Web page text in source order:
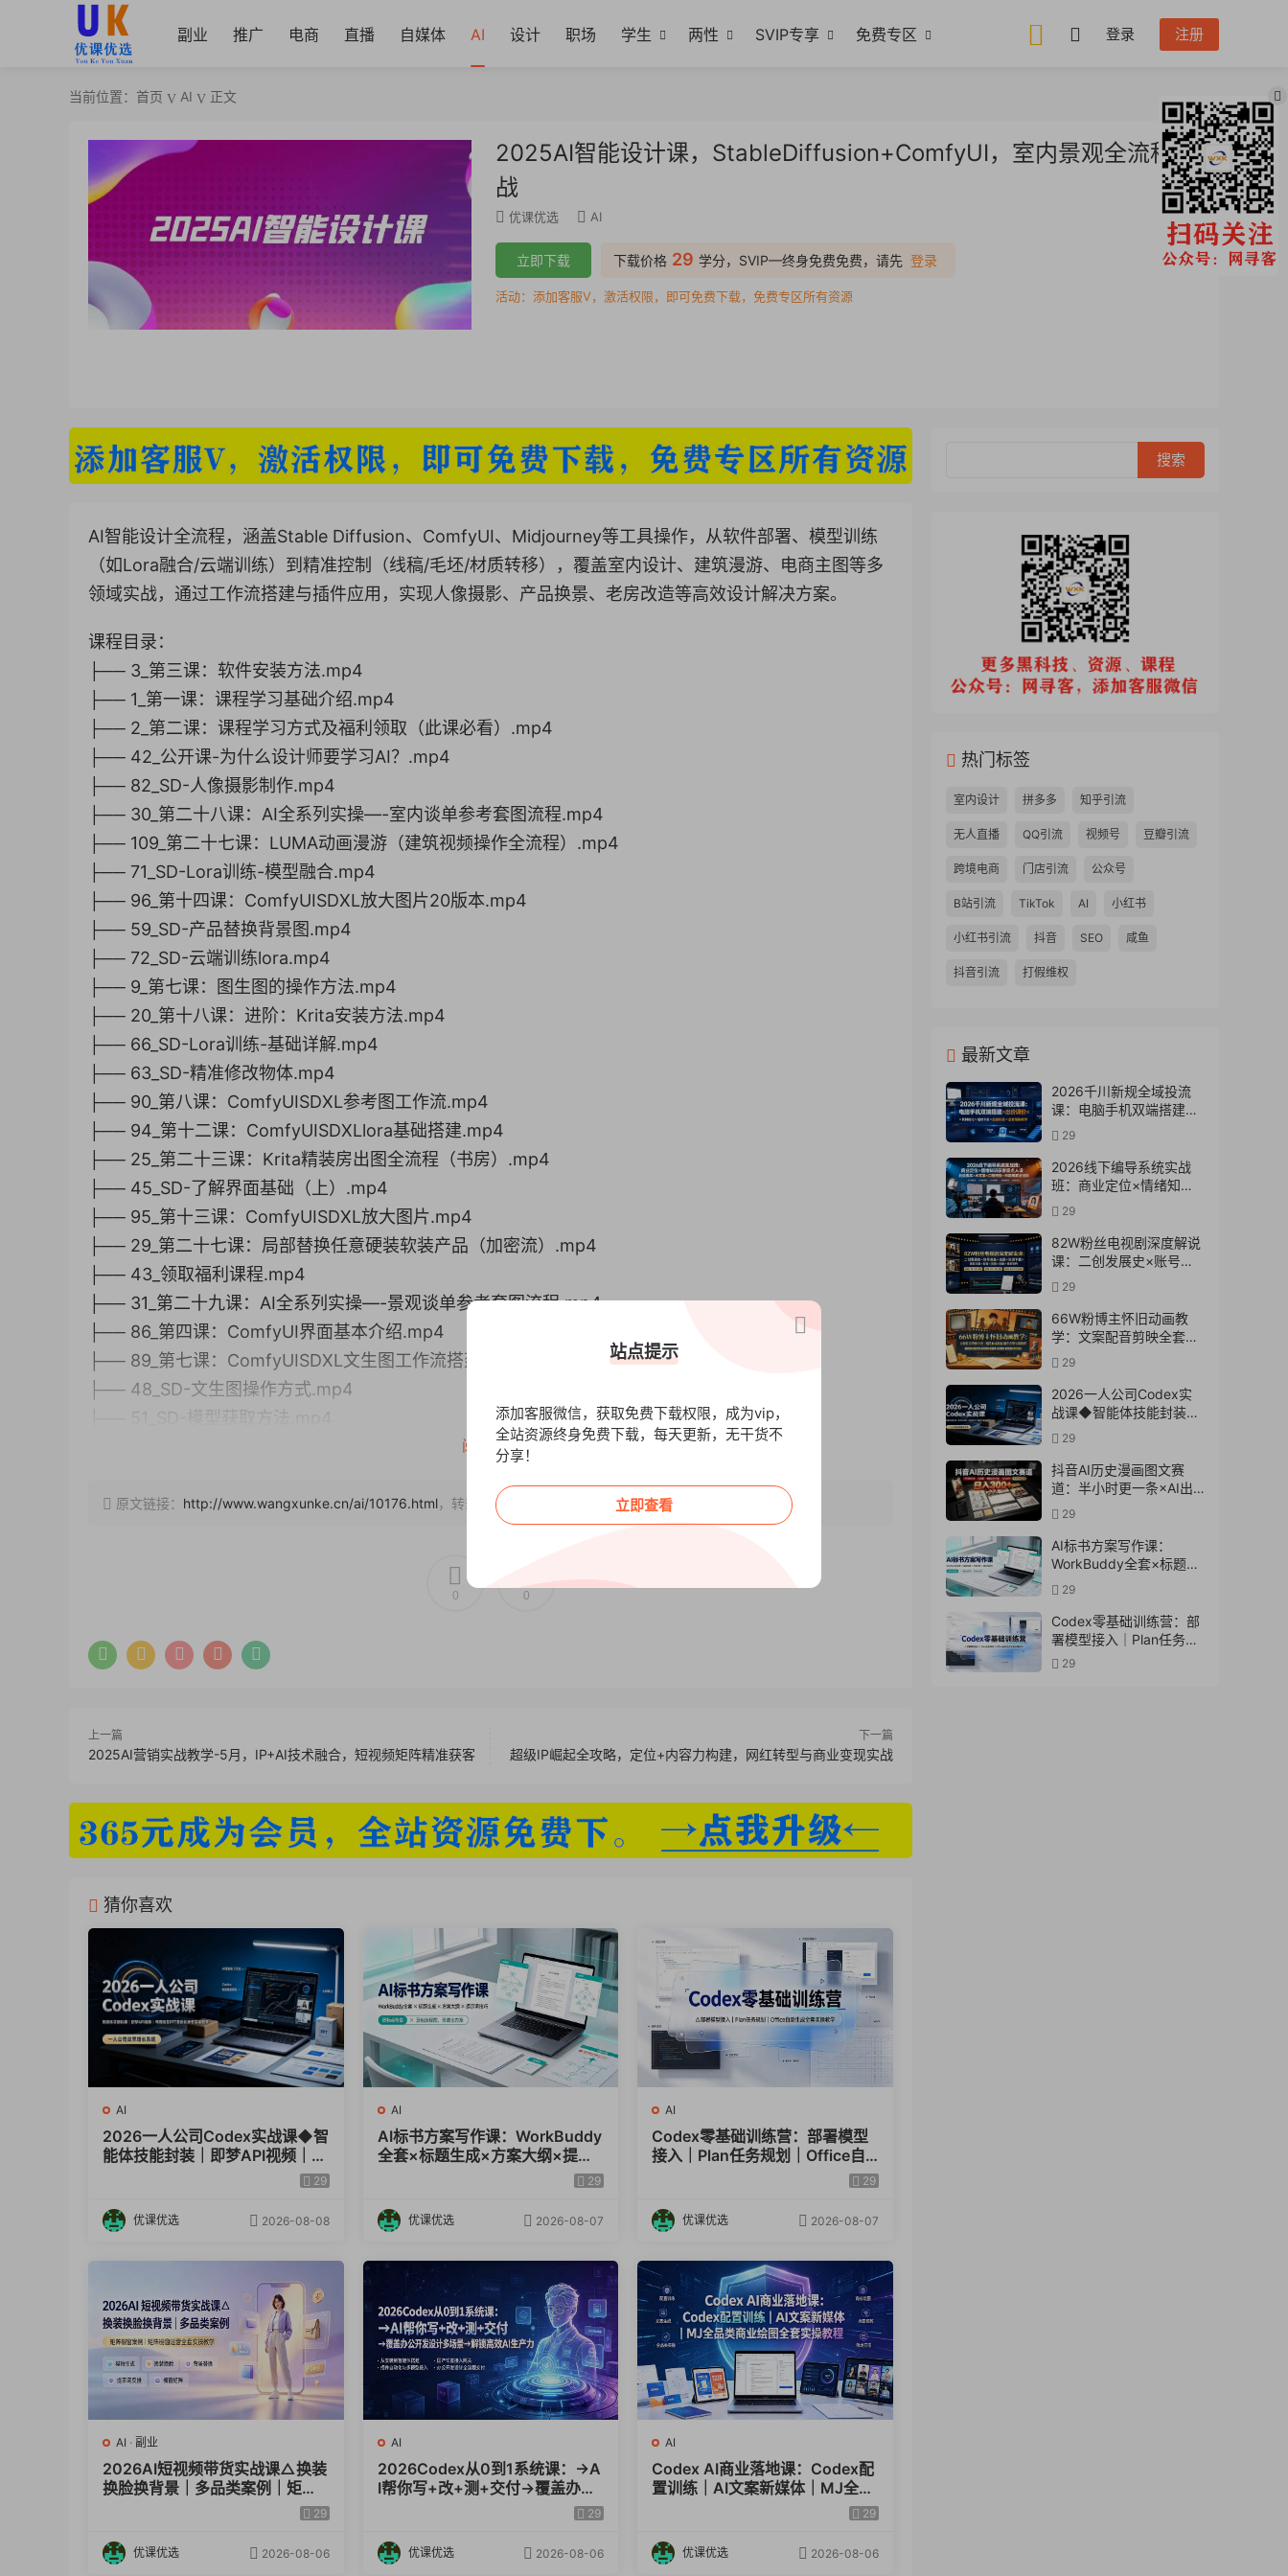
副业 推广 电商 直播 自媒体 AI 设计 职场 学生 两性 SVIP专享 免费专区 登录 注册
当前位置： 首页 AI 正文
2025AI智能设计课，StableDiffusion+ComfyUI，室内景观全流程实
战
优课优选 AI 推广
下载价格 29 学分，SVIP—终身免费免费，请先 登录
立即下载
活动：添加客服V，激活权限，即可免费下载，免费专区所有资源
AI智能设计全流程，涵盖Stable Diffusion、ComfyUI、Midjourney等工具操作，从软件部署、模型训练
（如Lora融合/云端训练）到精准控制（线稿/毛坯/材质转移），覆盖室内设计、建筑漫游、电商主图等多
领域实战，通过工作流搭建与插件应用，实现人像摄影、产品换景、老房改造等高效设计解决方案。
课程目录：
├── 3_第三课：软件安装方法.mp4
├── 1_第一课：课程学习基础介绍.mp4
├── 2_第二课：课程学习方式及福利领取（此课必看）.mp4
├── 42_公开课-为什么设计师要学习AI？.mp4
├── 82_SD-人像摄影制作.mp4
├── 30_第二十八课：AI全系列实操—-室内谈单参考套图流程.mp4
├── 109_第二十七课：LUMA动画漫游（建筑视频操作全流程）.mp4
├── 71_SD-Lora训练-模型融合.mp4
├── 96_第十四课：ComfyUISDXL放大图片20版本.mp4
├── 59_SD-产品替换背景图.mp4
├── 72_SD-云端训练lora.mp4
├── 9_第七课：图生图的操作方法.mp4
├── 20_第十八课：进阶：Krita安装方法.mp4
├── 66_SD-Lora训练-基础详解.mp4
├── 63_SD-精准修改物体.mp4
├── 90_第八课：ComfyUISDXL参考图工作流.mp4
├── 94_第十二课：ComfyUISDXLlora基础搭建.mp4
├── 25_第二十三课：Krita精装房出图全流程（书房）.mp4
├── 45_SD-了解界面基础（上）.mp4
├── 95_第十三课：ComfyUISDXL放大图片.mp4
├── 29_第二十七课：局部替换任意硬装软装产品（加密流）.mp4
├── 43_领取福利课程.mp4
├── 31_第二十九课：AI全系列实操—-景观谈单参考套图流程.mp4
├── 86_第四课：ComfyUI界面基本介绍.mp4
├── 89_第七课：ComfyUISDXL文生图工作流搭建.mp4
├── 48_SD-文生图操作方式.mp4
├── 51_SD-模型获取方法.mp4
├── 14_第十二课：毛坯控制.mp4
├── 11_第九课：修改任意物体.mp4
├── 97_第十五课：ComfyUISDXL线稿控制工作流.mp4
├── 73_SD-XYZ表使用方法详解.mp4
├── 107_第二十五课：Comfyui-效果图翻图（提高真实度）.mp4
├── 91_第九课：ComfyUISDXL插件.mp4
├── 21_第十九课：进阶：krita基础界面认知.mp4
├── 83_SD-人物换装.mp4
├── 61_SD-全景图出图概念方法.mp4
├── 64_SD-超采样精度放大图片.mp4
├── 18_第十六课：进阶：训练过程详解.mp4
├── 41_MJ-Midjourney关键词书写范式.mp4
├── 5_附加课：Bizyair免费云部署方式.mp4
├── 106_第二十四课：Comfyui–IPAdapter材质转移工作流.mp4
├── 84_第二课：ComfyUI安装方式.mp4
├── 24_第二十二课：Krita毛坯出图全流程（客厅）.mp4
├── 19_第十七课：进阶：模型效果测试.mp4
├── 101_第十九课：ComfyUISDXL线稿控制工作流（Canny）.mp4
├── 87_第五课：ComfyUI插件安装方法.mp4
├── 44_SD-云端部署课程.mp4
├── 75_SD室内白模出图.mp4
├── 88_第六课：ComfyUISD15文生图工作流搭建.mp4
├── 26_第二十四课：Krita景观出图全流程.mp4
├── 67_SD-Lora训练-数据调试.mp4
├── 12_第十课：线稿控制.mp4
├── 100_第十八课：ComfyUISDXL线稿控制工作流（Lora改风格）.mp4
├── 85_第三课：ComfyUI云端部署.mp4
├── 104_第二十二课：ComfyUISDXL老房改造高级工作流.mp4
├── 54_SD-风格模板的制作.mp4
├── 53_SD-SU制作seg语义分割图.mp4
阅读全文
原文链接： http://www.wangxunke.cn/ai/10176.html，转载请注明出处~~~
0 0
上一篇
2025AI营销实战教学-5月，IP+AI技术融合，短视频矩阵精准获客
下一篇
超级IP崛起全攻略，定位+内容力构建，网红转型与商业变现实战
猜你喜欢
AI
2026一人公司Codex实战课◆智
能体技能封装｜即梦API视频｜电
商视觉PPT自动化全套实操教学29
优课优选 2026-08-08
AI
AI标书方案写作课：WorkBuddy
全套×标题生成×方案大纲×提示
词技巧×废标点检查×豆包流程 29
优课优选 2026-08-07
AI
Codex零基础训练营：部署模型
接入｜Plan任务规划｜Office自
29
优课优选 2026-08-07
AI · 副业
2026AI短视频带货实战课△换装
换脸换背景｜多品类案例｜矩阵
29
优课优选 2026-08-06
AI
2026Codex从0到1系统课：→A
I帮你写+改+测+交付→覆盖办公
开发设计多场景→解锁高效AI生29
优课优选 2026-08-06
AI
Codex AI商业落地课：Codex配
置训练｜AI文案新媒体｜MJ全品
29
优课优选 2026-08-06
热门标签
室内设计 拼多多 知乎引流
无人直播 QQ引流 视频号 豆瓣引流
跨境电商 门店引流 公众号
B站引流 TikTok AI 小红书
小红书引流 抖音 SEO 咸鱼
抖音引流 打假维权
最新文章
2026千川新规全域投流
课：电脑手机双端搭建×
出价调价×素材优化×赔付
卡点×起量权重×全套落地
教学
29
2026线下编导系统实战
班：商业定位×情绪知识
获客观点人设五类脚本
×AI文案×口播拍摄×抖加
投放全链路
29
82W粉丝电视剧深度解说
课：二创发展史×账号准
备×选题×资源下载×爆款
文案×配音×剪辑×封面×
独家签约
29
66W粉博主怀旧动画教
学：文案配音剪映全套｜
精选独家收徒商单完整实
操教程
29
2026一人公司Codex实
战课◆智能体技能封装｜
即梦API视频｜电商视觉
PPT自动化全套实操教学
29
抖音AI历史漫画图文赛
道：半小时更一条×AI出
图×邪修过伙伴计划×日入
300+，零成本快速入局
29
AI标书方案写作课：
WorkBuddy全套×标题生
成×方案大纲×提示词技巧
×废标点检查×豆包流程
图，高效出方案
29
Codex零基础训练营：部
署模型接入｜Plan任务规
划｜Office自动生成全套
29
站点提示
添加客服微信，获取免费下载权限，成为vip，
全站资源终身免费下载，每天更新，无干货不
分享！
立即查看